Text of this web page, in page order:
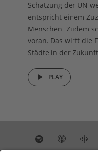
Schätzung der UN
entspricht einem
Menschen. Zudem
voran. Das wirft die
Städte in der
PLAY